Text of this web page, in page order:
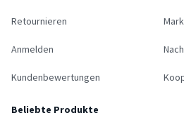
Retournieren
Anmelden
Kundenbewertungen
Beliebte Produkte